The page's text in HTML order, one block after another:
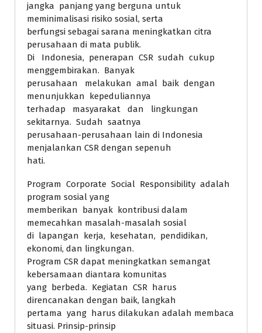
jangka panjang yang berguna untuk
meminimalisasi risiko sosial, serta
berfungsi sebagai sarana meningkatkan citra
perusahaan di mata publik.
Di Indonesia, penerapan CSR sudah cukup
menggembirakan. Banyak
perusahaan melakukan amal baik dengan
menunjukkan kepeduliannya
terhadap masyarakat dan lingkungan
sekitarnya. Sudah saatnya
perusahaan-perusahaan lain di Indonesia
menjalankan CSR dengan sepenuh
hati.
Program Corporate Social Responsibility adalah
program sosial yang
memberikan banyak kontribusi dalam
memecahkan masalah-masalah sosial
di lapangan kerja, kesehatan, pendidikan,
ekonomi, dan lingkungan.
Program CSR dapat meningkatkan semangat
kebersamaan diantara komunitas
yang berbeda. Kegiatan CSR harus
direncanakan dengan baik, langkah
pertama yang harus dilakukan adalah membaca
situasi. Prinsip-prinsip